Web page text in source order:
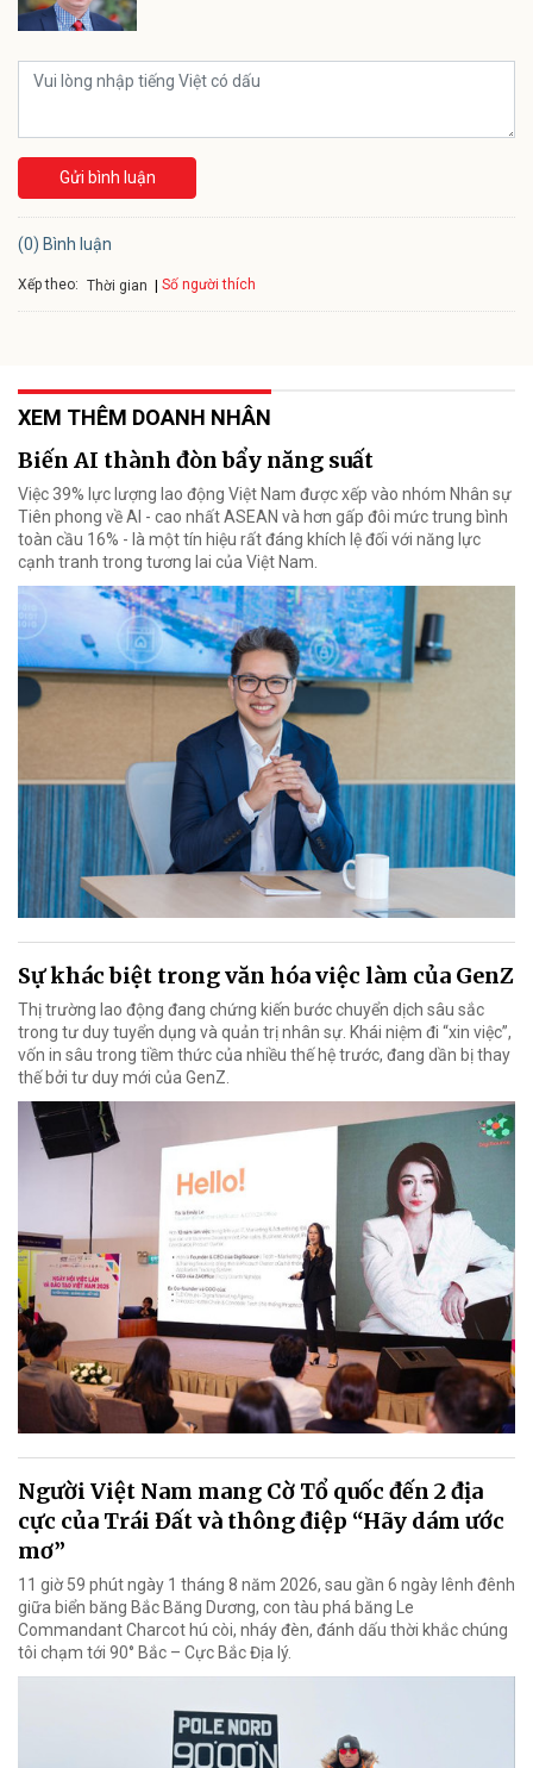
Gửi bình luận
(0) Bình luận
Xếp theo: Thời gian Số người thích
XEM THÊM DOANH NHÂN
Biến AI thành đòn bẩy năng suất
Việc 39% lực lượng lao động Việt Nam được xếp vào nhóm Nhân sự
Tiên phong về AI - cao nhất ASEAN và hơn gấp đôi mức trung bình
toàn cầu 16% - là một tín hiệu rất đáng khích lệ đối với năng lực
cạnh tranh trong tương lai của Việt Nam.
Sự khác biệt trong văn hóa việc làm của GenZ
Thị trường lao động đang chứng kiến bước chuyển dịch sâu sắc
trong tư duy tuyển dụng và quản trị nhân sự. Khái niệm đi “xin việc”,
vốn in sâu trong tiềm thức của nhiều thế hệ trước, đang dần bị thay
thế bởi tư duy mới của GenZ.
Người Việt Nam mang Cờ Tổ quốc đến 2 địa
cực của Trái Đất và thông điệp “Hãy dám ước
mơ”
11 giờ 59 phút ngày 1 tháng 8 năm 2026, sau gần 6 ngày lênh đênh
giữa biển băng Bắc Băng Dương, con tàu phá băng Le
Commandant Charcot hú còi, nháy đèn, đánh dấu thời khắc chúng
tôi chạm tới 90° Bắc – Cực Bắc Địa lý.